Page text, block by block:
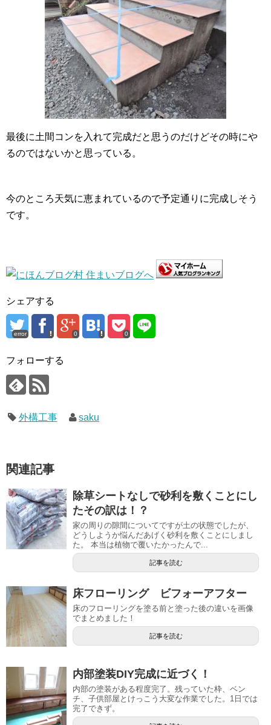
最後に土間コンを入れて完成だと思うのだけどその時にや
るのではないかと思っている。
今のところ天気に恵まれているので予定通りに完成しそう
です。
シェアする
error 0 0
フォローする
外構工事 saku
関連記事
除草シートなしで砂利を敷くことにし
たその訳は！？
家の周りの隙間についてですが土の状態でしたが、
どうしようか悩んだあげく砂利を敷くことにしまし
た。 本当は植物で覆いたかったんで...
記事を読む
床フローリング ビフォーアフター
床のフローリングを塗る前と塗った後の違いを画像
でまとめました！
記事を読む
内部塗装DIY完成に近づく！
内部の塗装がある程度完了。残っていた枠、ベン
チ、子供部屋とけっこう大変な作業でした。1日では
完了できず。